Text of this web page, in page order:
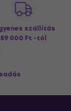
szállítás
59 000 Ft -tól